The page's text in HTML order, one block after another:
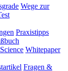
Wege zur
Praxistipps
Whitepaper
Fragen &